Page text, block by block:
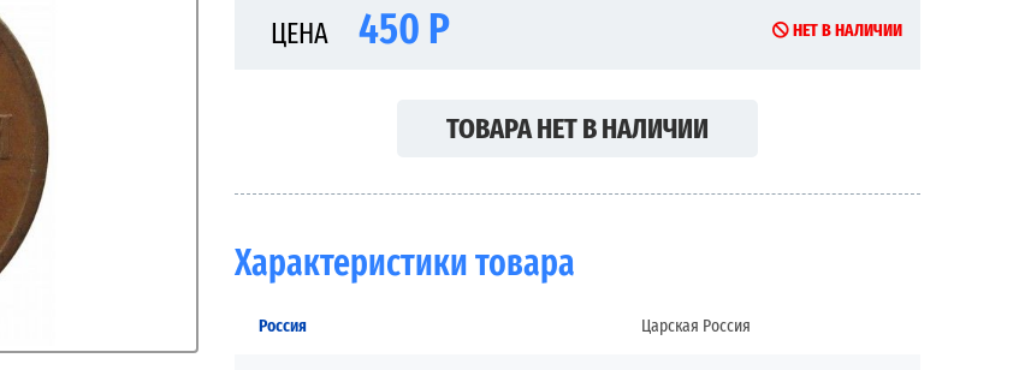
ЦЕНА 450 Р НЕТ В НАЛИЧИИ
ТОВАРА НЕТ В НАЛИЧИИ
Характеристики товара
Россия Царская Россия